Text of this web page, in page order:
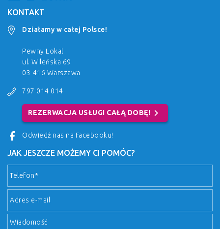
KONTAKT
Działamy w całej Polsce!
Pewny Lokal
ul. Wileńska 69
03-416 Warszawa
797 014 014
REZERWACJA USŁUGI CAŁĄ DOBĘ! chevron_right
Odwiedź nas na Facebooku!
JAK JESZCZE MOŻEMY CI POMÓC?